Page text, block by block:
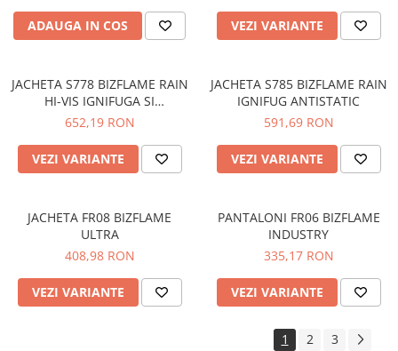
CASTI DE PROTECTIE
PROTECTIA OCHILOR
OCHELARI
ADAUGA IN COS VEZI VARIANTE
JACHETA S778 BIZFLAME RAIN
HI-VIS IGNIFUGA SI
ANTISTATICA
652,19 RON
VEZI VARIANTE
JACHETA S785 BIZFLAME RAIN
IGNIFUG ANTISTATIC
591,69 RON
VEZI VARIANTE
JACHETA FR08 BIZFLAME
ULTRA
408,98 RON
VEZI VARIANTE
PANTALONI FR06 BIZFLAME
INDUSTRY
335,17 RON
VEZI VARIANTE
1 2 3